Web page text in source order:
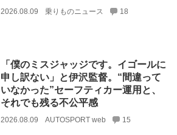
2026.08.09 乗りものニュース 18
「僕のミスジャッジです。イゴールに
申し訳ない」と伊沢監督。“間違って
いなかった”セーフティカー運用と、
それでも残る不公平感
2026.08.09 AUTOSPORT web 15